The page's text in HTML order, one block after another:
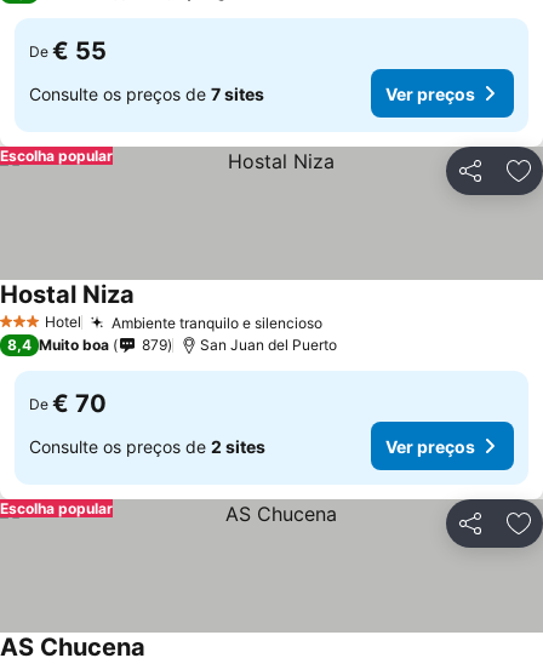
De € 55
Consulte os preços de 7 sites Ver preços
Partilhar
Escolha popular
3 EstrelasHotel Ambiente tranquilo e silenciosoVer preços
Hostal Niza
8,4 Muito boa 879 San Juan del Puerto
De € 70
Consulte os preços de 2 sites Ver preços
Partilhar
Escolha popular
AS Chucena